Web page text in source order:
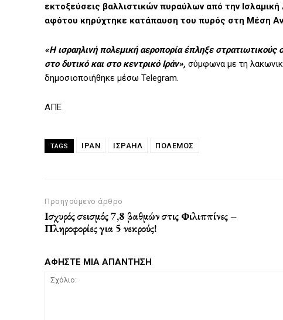
εκτοξεύσεις βαλλιστικών πυραύλων από την
αφότου κηρύχτηκε κατάπαυση του πυρός στη Μέση
«Η ισραηλινή πολεμική αεροπορία έπληξε
στο δυτικό και στο κεντρικό Ιράν», σύμφωνα με τη
δημοσιοποιήθηκε μέσω Telegram.
ΑΠΕ
TAGS ΙΡΑΝ ΙΣΡΑΗΛ ΠΌΛΕΜΟΣ
Προηγούμενο άρθρο
Ισχυρός σεισμός 7,8 βαθμών στις Φιλιππίνες –
Πληροφορίες για 5 νεκρούς!
ΑΦΗΣΤΕ ΜΙΑ ΑΠΑΝΤΗΣΗ